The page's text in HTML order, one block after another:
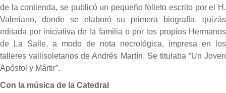
de la contienda, se publicó un pequeño folleto escrito por el H.
Valeriano, donde se elaboró su primera biografía, quizás
editada por iniciativa de la familia o por los propios Hermanos
de La Salle, a modo de nota necrológica, impresa en los
talleres vallisoletanos de Andrés Martín. Se titulaba “Un Joven
Apóstol y Mártir”.
Con la música de la Catedral